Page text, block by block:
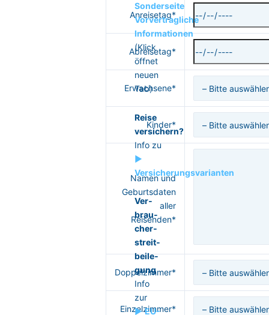
Anreisetag*
Abreisetag*
Erwachsene*
Kinder*
Namen und
Geburtsdaten
aller
Reisenden*
Doppelzimmer*
Einzelzimmer*
Sonderseite
Vorvertragliche
Informationen
(Klick
öffnet
neuen
Tab)
Reise
versichern?
Info zu
►
Versicherungsvarianten
Ver­
brau­
cher­
streit­
bei­le­
gung
Info
zur
►EU-